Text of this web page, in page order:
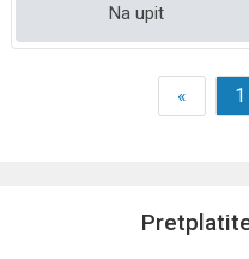
Na upit
« 1